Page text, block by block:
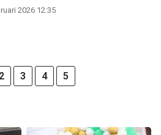
2026 12:35
2 3 4 5